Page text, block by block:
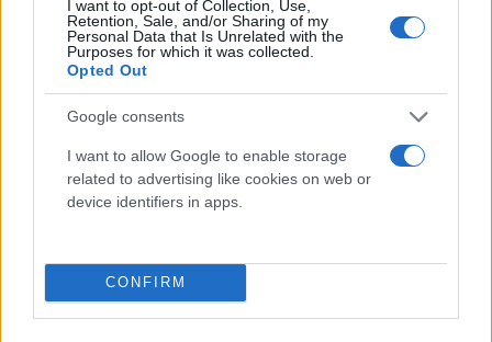
I want to opt-out of Collection, Use,
Retention, Sale, and/or Sharing of my
Personal Data that Is Unrelated with the
Purposes for which it was collected.
Opted Out
Google consents
I want to allow Google to enable storage
related to advertising like cookies on web or
device identifiers in apps.
CONFIRM
έκανε το 1-0 σε φάση διαρκείας, λίγα δευτερόλεπτα
πριν το σφύριγμα του διαιτητή για το ημίχρονο.
Το δεύτερο μέρος έμελλε να φέρει και πάλι τις
ισορροπίες στο παιχνίδι. Στο 52′, ο Σάντος
ανέτρεψε στον Σπόραρ, που πέρασε στον
αγωνιστικό χώρο και έβγαινε τετ-α-τετ με τον
την κίτρινη κάρτα στον Σλοβένο για διαμαρτυρία.
Εν συνεχεία, τιμώρησε τον Βραζιλιάνο στόπερ, ο
οποίος άφησε και τη δική του ομάδα με δέκα